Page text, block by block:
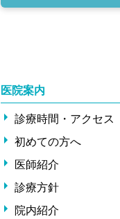
医院案内
診療時間・アクセス
初めての方へ
医師紹介
診療方針
院内紹介